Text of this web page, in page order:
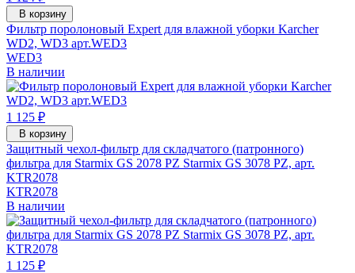
В корзину
Фильтр поролоновый Expert для влажной уборки Karcher
WD2, WD3 арт.WED3
WED3
В наличии
1 125 ₽
В корзину
Защитный чехол-фильтр для складчатого (патронного)
фильтра для Starmix GS 2078 PZ Starmix GS 3078 PZ, арт.
KTR2078
KTR2078
В наличии
1 125 ₽